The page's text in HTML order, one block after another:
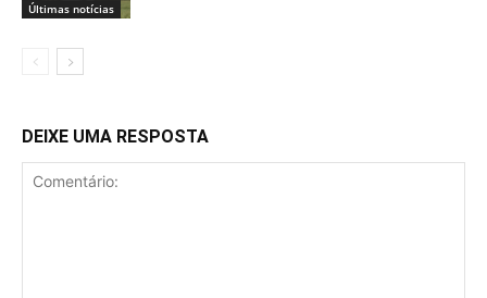
Últimas notícias
DEIXE UMA RESPOSTA